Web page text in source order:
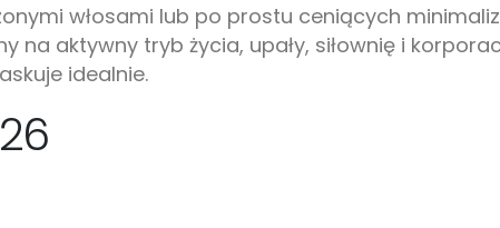
włosami lub po prostu ceniących
na aktywny tryb życia, upały, siłownię i
idealnie.